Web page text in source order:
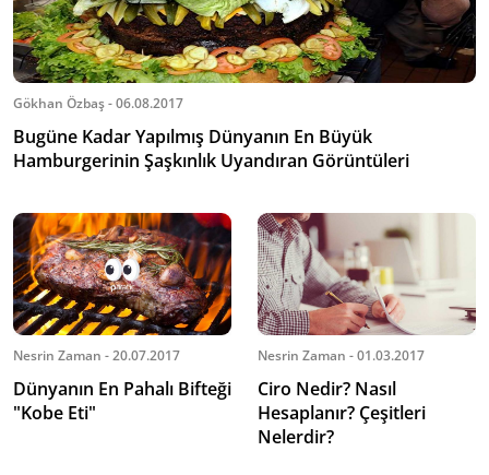
Gökhan Özbaş - 06.08.2017
Bugüne Kadar Yapılmış Dünyanın En Büyük
Hamburgerinin Şaşkınlık Uyandıran Görüntüleri
Nesrin Zaman - 20.07.2017
Dünyanın En Pahalı Bifteği
"Kobe Eti"
Nesrin Zaman - 01.03.2017
Ciro Nedir? Nasıl
Hesaplanır? Çeşitleri
Nelerdir?